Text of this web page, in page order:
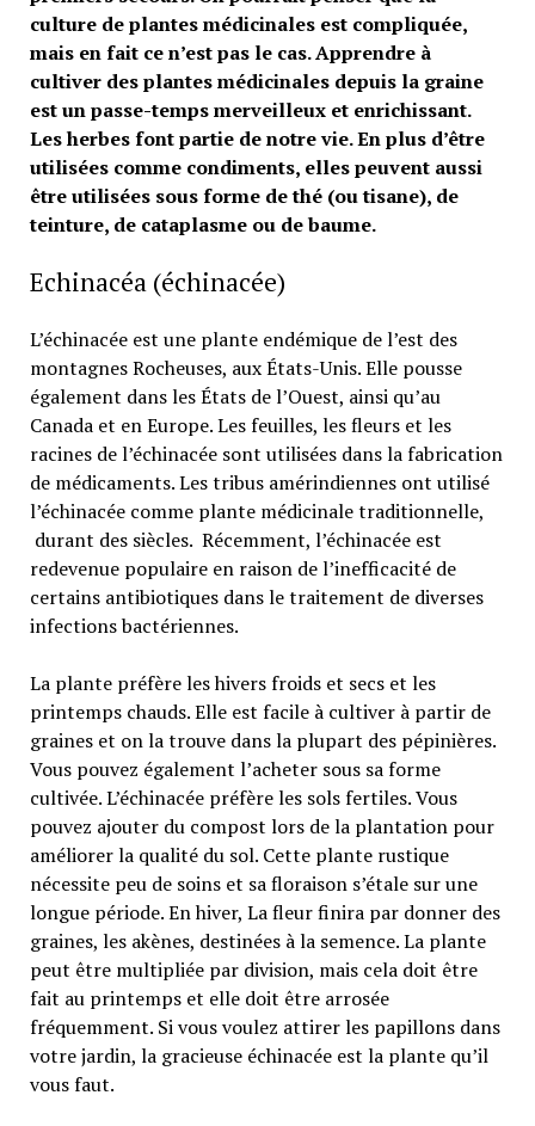
culture de plantes médicinales est compliquée,
mais en fait ce n’est pas le cas. Apprendre à
cultiver des plantes médicinales depuis la graine
est un passe-temps merveilleux et enrichissant.
Les herbes font partie de notre vie. En plus d’être
utilisées comme condiments, elles peuvent aussi
être utilisées sous forme de thé (ou tisane), de
teinture, de cataplasme ou de baume.
Echinacéa (échinacée)
L’échinacée est une plante endémique de l’est des
montagnes Rocheuses, aux États-Unis. Elle pousse
également dans les États de l’Ouest, ainsi qu’au
Canada et en Europe. Les feuilles, les fleurs et les
racines de l’échinacée sont utilisées dans la fabrication
de médicaments. Les tribus amérindiennes ont utilisé
l’échinacée comme plante médicinale traditionnelle,
durant des siècles. Récemment, l’échinacée est
redevenue populaire en raison de l’inefficacité de
certains antibiotiques dans le traitement de diverses
infections bactériennes.
La plante préfère les hivers froids et secs et les
printemps chauds. Elle est facile à cultiver à partir de
graines et on la trouve dans la plupart des pépinières.
Vous pouvez également l’acheter sous sa forme
cultivée. L’échinacée préfère les sols fertiles. Vous
pouvez ajouter du compost lors de la plantation pour
améliorer la qualité du sol. Cette plante rustique
nécessite peu de soins et sa floraison s’étale sur une
longue période. En hiver, La fleur finira par donner des
graines, les akènes, destinées à la semence. La plante
peut être multipliée par division, mais cela doit être
fait au printemps et elle doit être arrosée
fréquemment. Si vous voulez attirer les papillons dans
votre jardin, la gracieuse échinacée est la plante qu’il
vous faut.